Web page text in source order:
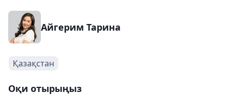
Айгерим Тарина
Қазақстан
Оқи отырыңыз